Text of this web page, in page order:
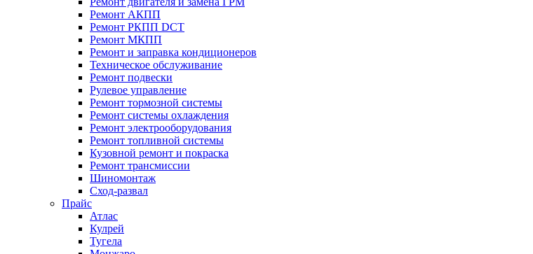
Ремонт АКПП
Ремонт РКПП DCT
Ремонт МКПП
Ремонт и заправка кондиционеров
Техническое обслуживание
Ремонт подвески
Рулевое управление
Ремонт тормозной системы
Ремонт системы охлаждения
Ремонт электрооборудования
Ремонт топливной системы
Кузовной ремонт и покраска
Ремонт трансмиссии
Шиномонтаж
Сход-развал
Прайс
Атлас
Кулрей
Тугела